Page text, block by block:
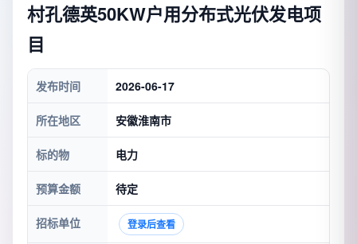
村孔德英50KW户用分布式光伏发电项
目
发布时间 2026-06-17
所在地区 安徽淮南市
标的物 电力
预算金额 待定
招标单位 登录后查看